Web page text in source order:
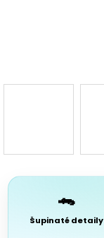
🐊
Šupinaté detaily